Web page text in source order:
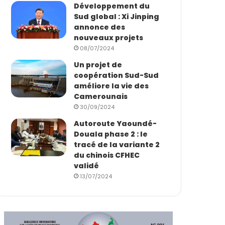
Développement du
Sud global : Xi Jinping
annonce des
nouveaux projets
08/07/2024
Un projet de
coopération Sud-Sud
améliore la vie des
Camerounais
30/09/2024
Autoroute Yaoundé-
Douala phase 2 : le
tracé de la variante 2
du chinois CFHEC
validé
13/07/2024